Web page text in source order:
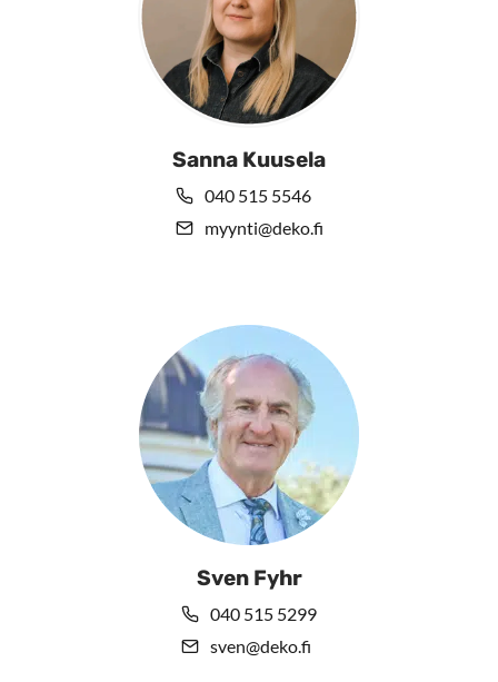
Sanna Kuusela
040 515 5546
myynti@deko.fi
Sven Fyhr
040 515 5299
sven@deko.fi